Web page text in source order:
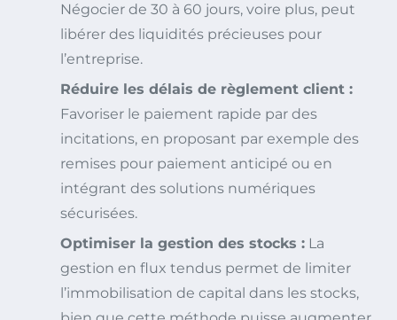
Négocier de 30 à 60 jours, voire plus, peut
libérer des liquidités précieuses pour
l’entreprise.
Réduire les délais de règlement client :
Favoriser le paiement rapide par des
incitations, en proposant par exemple des
remises pour paiement anticipé ou en
intégrant des solutions numériques
sécurisées.
Optimiser la gestion des stocks : La
gestion en flux tendus permet de limiter
l’immobilisation de capital dans les stocks,